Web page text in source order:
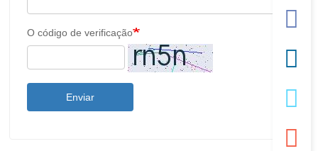
O código de verificação
Enviar